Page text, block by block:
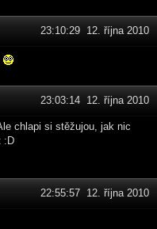
23:10:29 12. října 2010
23:03:14 12. října 2010
chlapi si stěžujou, jak nic
:D
22:55:57 12. října 2010